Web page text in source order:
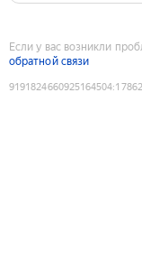
Если у вас возникли
обратной связи
9191824660925164504: